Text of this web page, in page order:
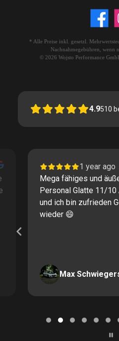
* Alle Preise inkl. gesetzl.
Nachnahmegebühren, wenn
© 2026 Wojsto Performance
4.9510
1 year ago
Mega fähiges und
Personal Glatte 11/
und ich bin zufrieden
wieder 😄
Max